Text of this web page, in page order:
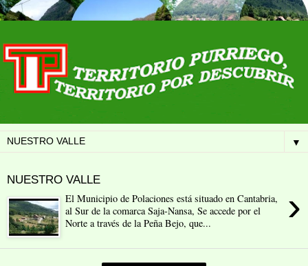
▼
NUESTRO VALLE
›
El Municipio de Polaciones está situado en Cantabria,
al Sur de la comarca Saja-Nansa, Se accede por el
Norte a través de la Peña Bejo, que...